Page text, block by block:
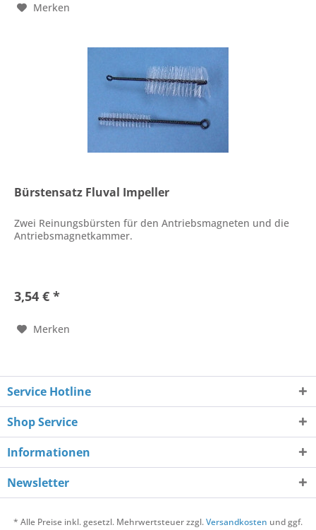
Merken
Bürstensatz Fluval Impeller
Zwei Reinungsbürsten für den Antriebsmagneten und die
Antriebsmagnetkammer.
3,54 € *
Merken
Service Hotline
Shop Service
Informationen
Newsletter
* Alle Preise inkl. gesetzl. Mehrwertsteuer zzgl.Versandkosten und ggf.